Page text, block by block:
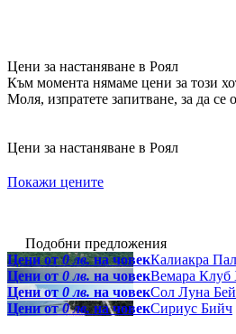
Цени за настаняване в Роял
Към момента нямаме цени за този
Моля, изпратете запитване, за да
Цени за настаняване в Роял
Покажи цените
Подобни предложения
Цени от0 лв.на човекКалиакра
Цени от 0 лв. на човекВемара Клуб
Цени от 0 лв. на човекСол Луна
Цени от0 лв.на човекСириус Бийч